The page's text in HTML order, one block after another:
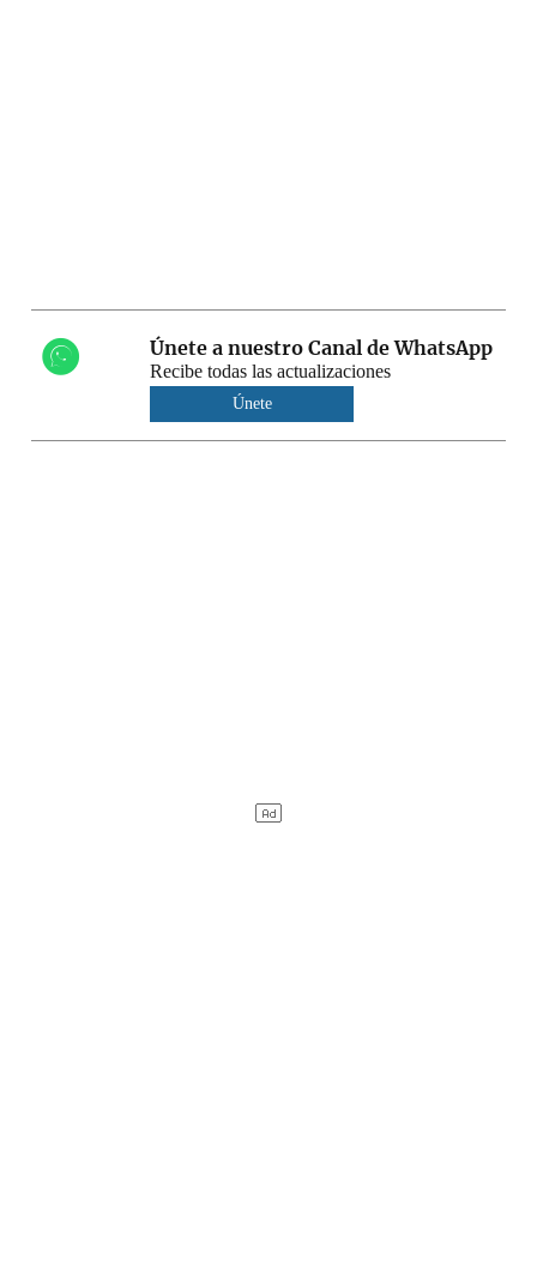
Únete a nuestro Canal de WhatsApp
Recibe todas las actualizaciones
Únete